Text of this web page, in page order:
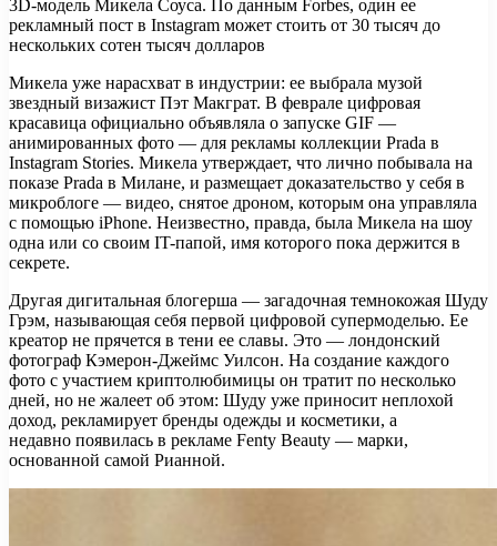
3D-модель Микела Соуса. По данным Forbes, один ее
рекламный пост в Instagram может стоить от 30 тысяч до
нескольких сотен тысяч долларов
Микела уже нарасхват в индустрии: ее выбрала музой
звездный визажист Пэт Макграт. В феврале цифровая
красавица официально объявляла о запуске GIF —
анимированных фото — для рекламы коллекции Prada в
Instagram Stories. Микела утверждает, что лично побывала на
показе Prada в Милане, и размещает доказательство у себя в
микроблоге — видео, снятое дроном, которым она управляла
с по­мощью iPhone. Неизвестно, правда, была Микела на шоу
одна или со своим IT-папой, имя которого пока держится в
секрете.
Другая дигитальная блогерша — загадочная темнокожая Шуду
Грэм, называющая себя первой цифровой супермоделью. Ее
креатор не прячется в тени ее славы. Это — лондонский
фотограф Кэмерон-Джеймс Уилсон. На создание каждого
фото с участием криптолюбимицы он тратит по несколько
дней, но не жалеет об этом: Шуду уже приносит неплохой
доход, рекламирует бренды одежды и косметики, а
недавно появилась в рекламе Fenty Beauty — марки,
основанной самой Рианной.